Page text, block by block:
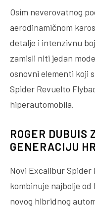
Osim neverovatnog
aerodinamičnom
detalje i intenzivnu
zamisli niti jedan
osnovni elementi koji
Spider Revuelto
hiperautomobila.
ROGER DUBUIS
GENERACIJU
Novi Excalibur Spider
kombinuje najbolje
novog hibridnog